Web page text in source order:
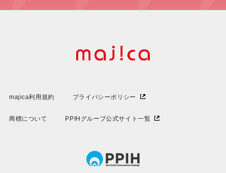
majica利用規約 プライバシーポリシー
商標について PPIHグループ公式サイト一覧